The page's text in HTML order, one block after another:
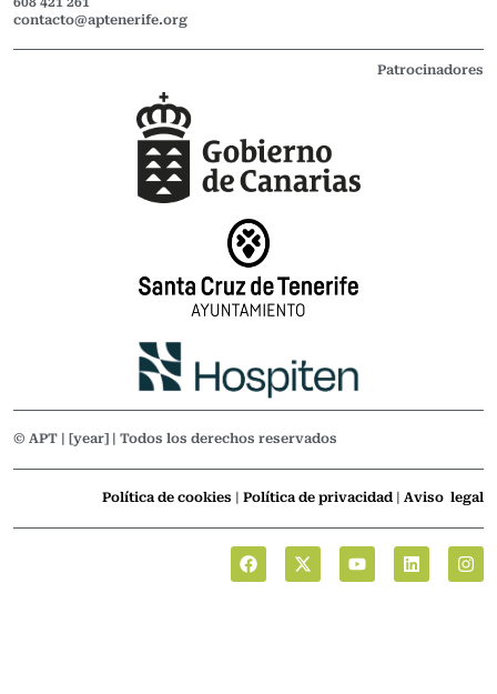
contacto@aptenerife.org
Patrocinadores
© APT | [year] | Todos los derechos reservados
Política de cookies | Política de privacidad | Aviso legal